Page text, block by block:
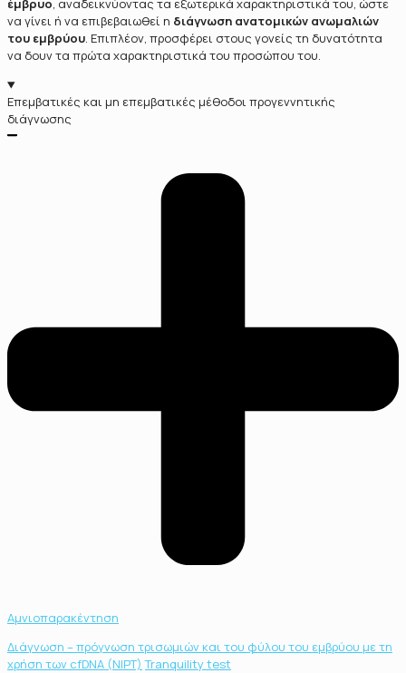
έμβρυο, αναδεικνύοντας τα εξωτερικά χαρακτηριστικά του, ώστε
να γίνει ή να επιβεβαιωθεί η διάγνωση ανατομικών ανωμαλιών
του εμβρύου. Επιπλέον, προσφέρει στους γονείς τη δυνατότητα
να δουν τα πρώτα χαρακτηριστικά του προσώπου του.
Επεμβατικές και μη επεμβατικές μέθοδοι προγεννητικής
διάγνωσης
Αμνιοπαρακέντηση
Διάγνωση – πρόγνωση τρισωμιών και του φύλου του εμβρύου με τη
χρήση των cfDNA (NIPT) Tranquility test